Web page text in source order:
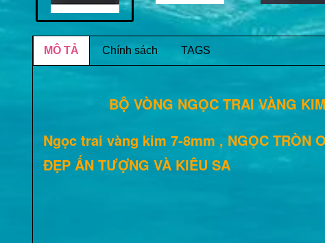
MÔ TẢ Chính sách TAGS
BỘ VÒNG NGỌC TRAI VÀNG KIM
Ngọc trai vàng kim 7-8mm , NGỌC TRÒN
ĐẸP ẤN TƯỢNG VÀ KIÊU SA